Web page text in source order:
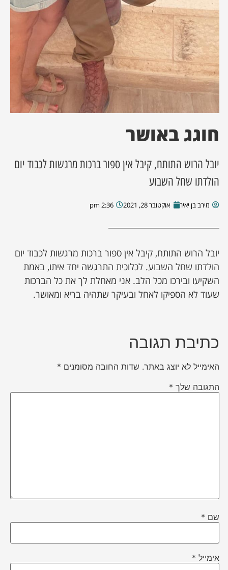
חוגג באושר
יובל הרוש התותח, קיבל אין ספור ברכות מרגשות לכבוד יום
הולדתו שחל השבוע
מירב בן יאיר אוקטובר 28, 2021 2:36 pm
יובל הרוש התותח, קיבל אין ספור ברכות מרגשות לכבוד יום
הולדתו שחל השבוע. לכלוכית התרגשה יחד איתו, באמת
השקיעו ובירכו מכל הלב. אני מאחלת לך את כל הברכות
שעוד לא הספיקו לאחל ובעיקר שתהיה בריא ומאושר.
כתיבת תגובה
האימייל לא יוצג באתר. שדות החובה מסומנים *
התגובה שלך *
שם *
אימייל *